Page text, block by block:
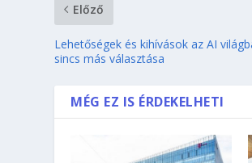
Előző
Lehetőségek és kihívások az AI
sincs más választása
MÉG EZ IS ÉRDEKELHETI